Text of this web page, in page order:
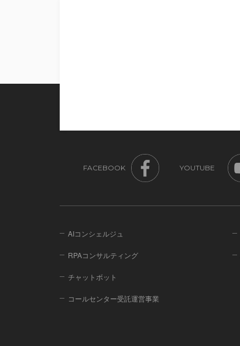
FACEBOOK YOUTUBE
AIコンシェルジュ
RPAコンサルティング
チャットボット
コールセンター受託運営事業